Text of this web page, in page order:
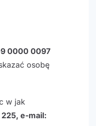
0000 0097
osobę
w jak
e-mail: